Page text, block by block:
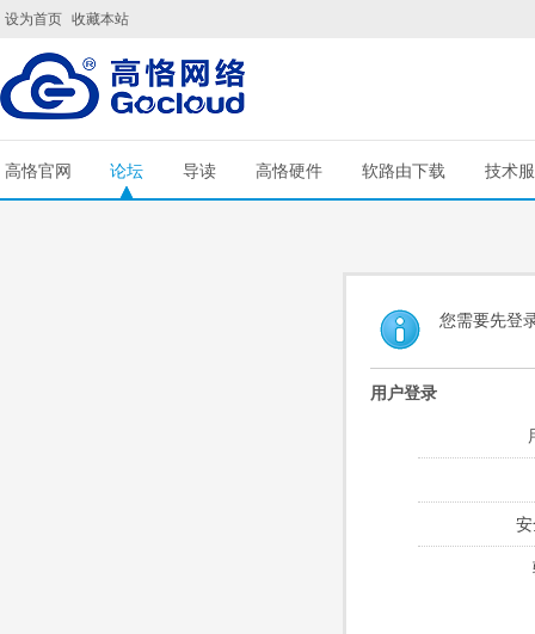
设为首页 收藏本站
高恪官网 论坛 导读 高恪硬件 软路由下载 技术
您需要先登
用户登录